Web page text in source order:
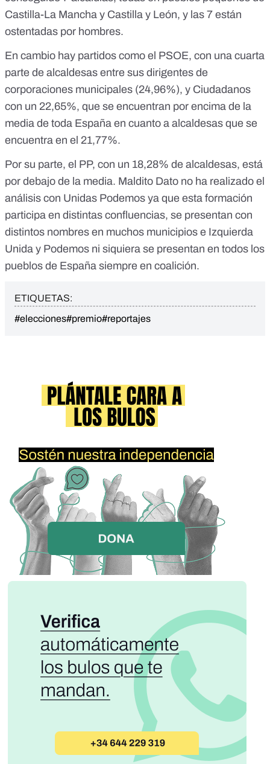
Castilla-La Mancha y Castilla y León, y las 7 están
ostentadas por hombres.
En cambio hay partidos como el PSOE, con una cuarta
parte de alcaldesas entre sus dirigentes de
corporaciones municipales (24,96%), y Ciudadanos
con un 22,65%, que se encuentran por encima de la
media de toda España en cuanto a alcaldesas que se
encuentra en el 21,77%.
Por su parte, el PP, con un 18,28% de alcaldesas, está
por debajo de la media. Maldito Dato no ha realizado el
análisis con Unidas Podemos ya que esta formación
participa en distintas confluencias, se presentan con
distintos nombres en muchos municipios e Izquierda
Unida y Podemos ni siquiera se presentan en todos los
pueblos de España siempre en coalición.
ETIQUETAS:
#elecciones#premio#reportajes